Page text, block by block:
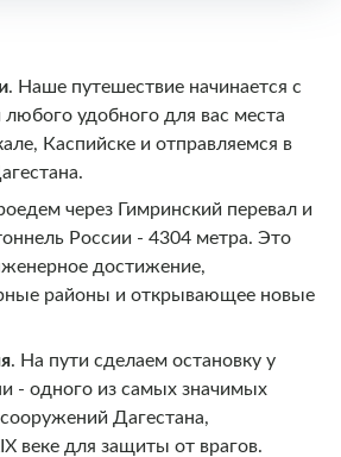
. Наше путешествие начинается с
любого удобного для вас места
Каспийске и отправляемся в
через Гимринский перевал и
России - 4304 метра. Это
достижение,
районы и открывающее новые
. На пути сделаем остановку у
- одного из самых значимых
Дагестана,
веке для защиты от врагов.